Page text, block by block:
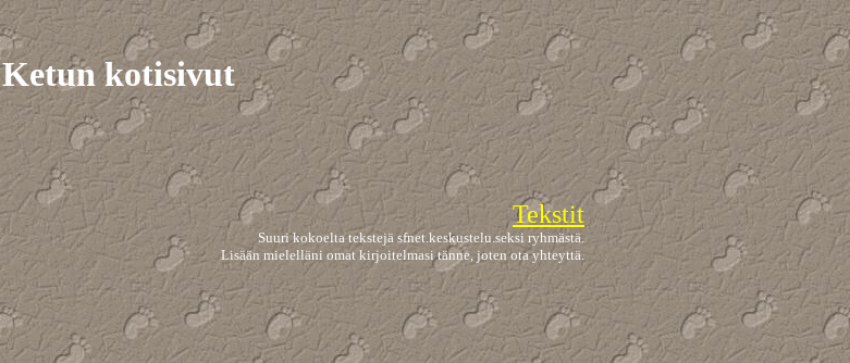
Ketun kotisivut
Tekstit
Suuri kokoelta tekstejä sfnet.keskustelu.seksi ryhmästä.
Lisään mielelläni omat kirjoitelmasi tänne, joten ota yhteyttä.